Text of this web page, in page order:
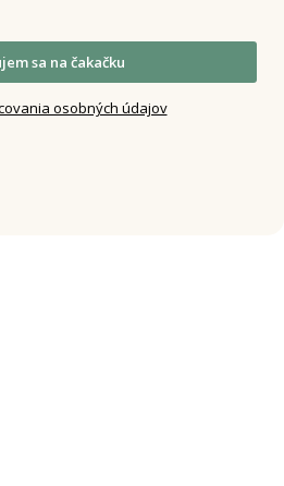
sa na čakačku
osobných údajov